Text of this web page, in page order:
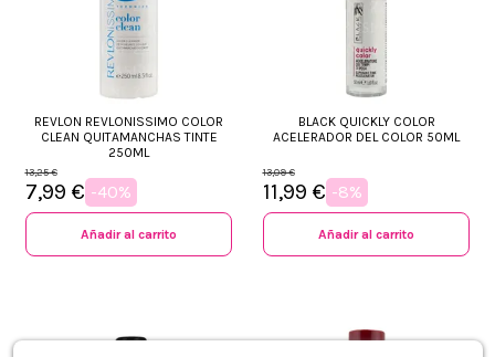
REVLON REVLONISSIMO COLOR
CLEAN QUITAMANCHAS TINTE
250ML
13,25 €
7,99 € -40%
Añadir al carrito
BLACK QUICKLY COLOR
ACELERADOR DEL COLOR 50ML
13,09 €
11,99 € -8%
Añadir al carrito